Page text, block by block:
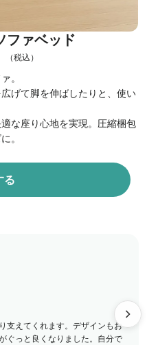
ファベッド
（税込）
。
げて脚を伸ばしたりと、使い
な座り心地を実現。圧縮梱包
。
支えてくれます。デザインもお
ぐっと良くなりました。自分で
る